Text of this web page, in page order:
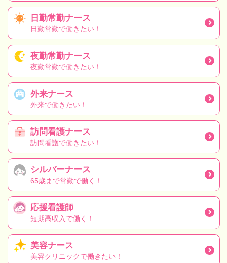
日勤常勤ナース
日勤常勤で働きたい！
夜勤常勤ナース
夜勤常勤で働きたい！
外来ナース
外来で働きたい！
訪問看護ナース
訪問看護で働きたい！
シルバーナース
65歳まで常勤で働く！
応援看護師
短期高収入で働く！
美容ナース
美容クリニックで働きたい！